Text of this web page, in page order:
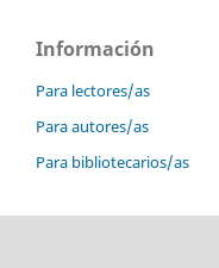
Información
Para lectores/as
Para autores/as
Para bibliotecarios/as